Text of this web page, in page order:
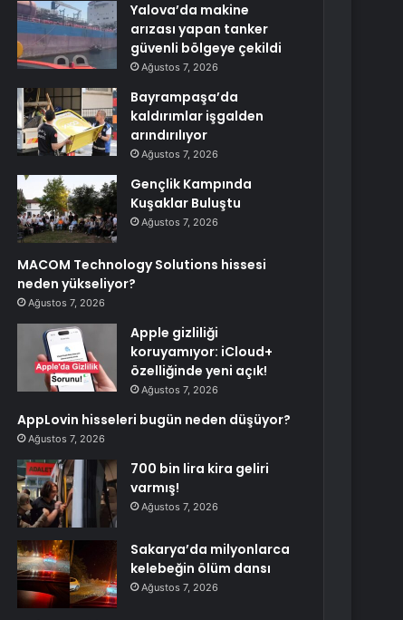
Yalova’da makine
arızası yapan tanker
güvenli bölgeye çekildi
Ağustos 7, 2026
Bayrampaşa’da
kaldırımlar işgalden
arındırılıyor
Ağustos 7, 2026
Gençlik Kampında
Kuşaklar Buluştu
Ağustos 7, 2026
MACOM Technology Solutions hissesi
neden yükseliyor?
Ağustos 7, 2026
Apple gizliliği
koruyamıyor: iCloud+
özelliğinde yeni açık!
Ağustos 7, 2026
AppLovin hisseleri bugün neden düşüyor?
Ağustos 7, 2026
700 bin lira kira geliri
varmış!
Ağustos 7, 2026
Sakarya’da milyonlarca
kelebeğin ölüm dansı
Ağustos 7, 2026